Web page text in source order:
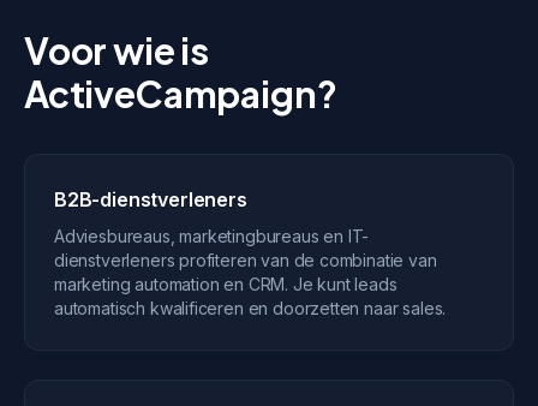
Voor wie is
ActiveCampaign?
B2B-dienstverleners
Adviesbureaus, marketingbureaus en IT-
dienstverleners profiteren van de combinatie van
marketing automation en CRM. Je kunt leads
automatisch kwalificeren en doorzetten naar sales.